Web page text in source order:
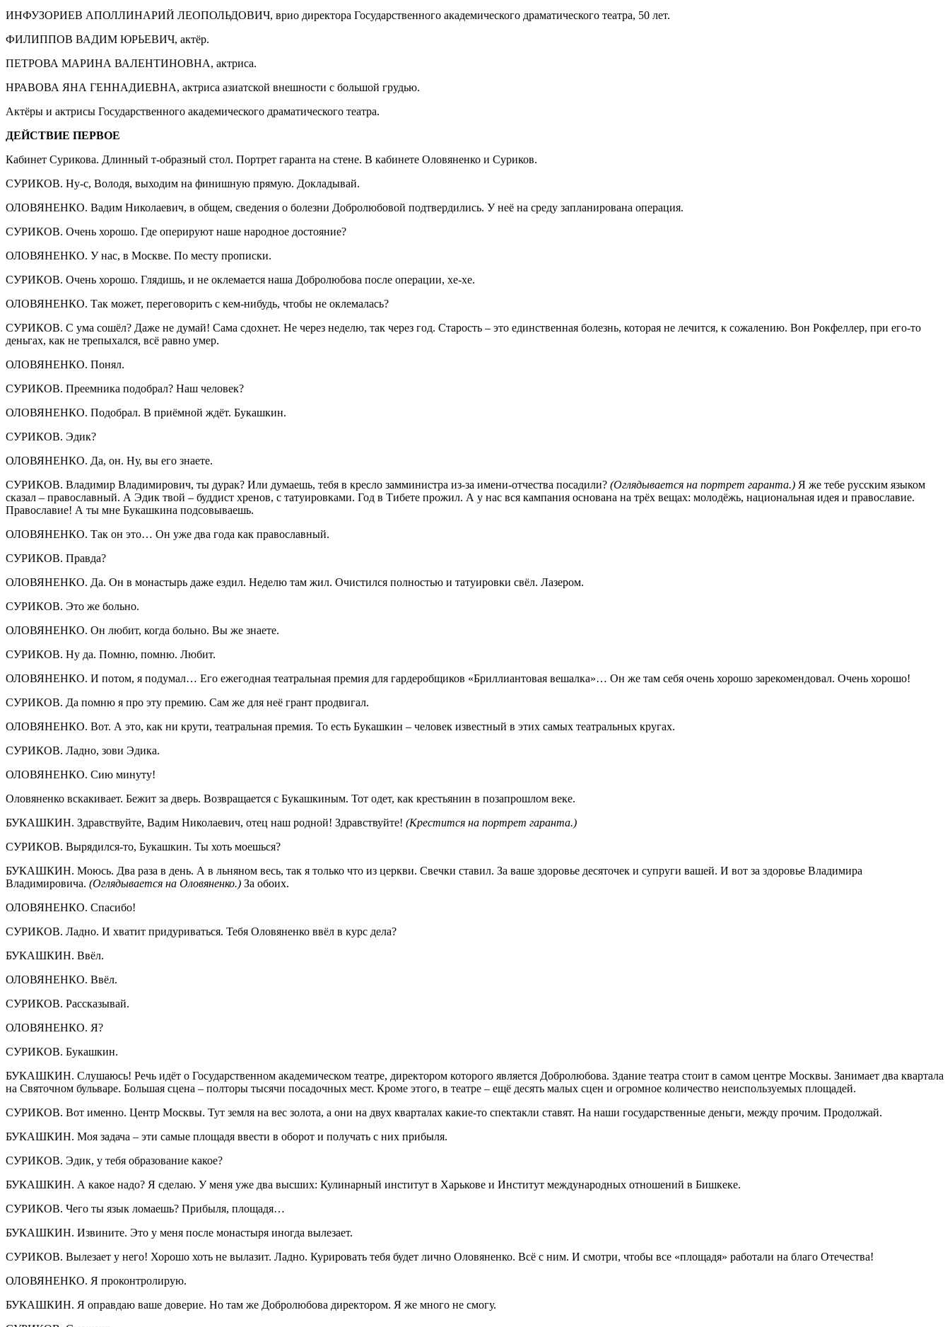
ИНФУЗОРИЕВ АПОЛЛИНАРИЙ ЛЕОПОЛЬДОВИЧ, врио директора Государственного академического драматического театра, 50 лет.
ФИЛИППОВ ВАДИМ ЮРЬЕВИЧ, актёр.
ПЕТРОВА МАРИНА ВАЛЕНТИНОВНА, актриса.
НРАВОВА ЯНА ГЕННАДИЕВНА, актриса азиатской внешности с большой грудью.
Актёры и актрисы Государственного академического драматического театра.
ДЕЙСТВИЕ ПЕРВОЕ
Кабинет Сурикова. Длинный т-образный стол. Портрет гаранта на стене. В кабинете Оловяненко и Суриков.
СУРИКОВ. Ну-с, Володя, выходим на финишную прямую. Докладывай.
ОЛОВЯНЕНКО. Вадим Николаевич, в общем, сведения о болезни Добролюбовой подтвердились. У неё на среду запланирована операция.
СУРИКОВ. Очень хорошо. Где оперируют наше народное достояние?
ОЛОВЯНЕНКО. У нас, в Москве. По месту прописки.
СУРИКОВ. Очень хорошо. Глядишь, и не оклемается наша Добролюбова после операции, хе-хе.
ОЛОВЯНЕНКО. Так может, переговорить с кем-нибудь, чтобы не оклемалась?
СУРИКОВ. С ума сошёл? Даже не думай! Сама сдохнет. Не через неделю, так через год. Старость – это единственная болезнь, которая не лечится, к сожалению. Вон Рокфеллер, при его-то
деньгах, как не трепыхался, всё равно умер.
ОЛОВЯНЕНКО. Понял.
СУРИКОВ. Преемника подобрал? Наш человек?
ОЛОВЯНЕНКО. Подобрал. В приёмной ждёт. Букашкин.
СУРИКОВ. Эдик?
ОЛОВЯНЕНКО. Да, он. Ну, вы его знаете.
СУРИКОВ. Владимир Владимирович, ты дурак? Или думаешь, тебя в кресло замминистра из-за имени-отчества посадили? (Оглядывается на портрет гаранта.) Я же тебе русским языком
сказал – православный. А Эдик твой – буддист хренов, с татуировками. Год в Тибете прожил. А у нас вся кампания основана на трёх вещах: молодёжь, национальная идея и православие.
Православие! А ты мне Букашкина подсовываешь.
ОЛОВЯНЕНКО. Так он это… Он уже два года как православный.
СУРИКОВ. Правда?
ОЛОВЯНЕНКО. Да. Он в монастырь даже ездил. Неделю там жил. Очистился полностью и татуировки свёл. Лазером.
СУРИКОВ. Это же больно.
ОЛОВЯНЕНКО. Он любит, когда больно. Вы же знаете.
СУРИКОВ. Ну да. Помню, помню. Любит.
ОЛОВЯНЕНКО. И потом, я подумал… Его ежегодная театральная премия для гардеробщиков «Бриллиантовая вешалка»… Он же там себя очень хорошо зарекомендовал. Очень хорошо!
СУРИКОВ. Да помню я про эту премию. Сам же для неё грант продвигал.
ОЛОВЯНЕНКО. Вот. А это, как ни крути, театральная премия. То есть Букашкин – человек известный в этих самых театральных кругах.
СУРИКОВ. Ладно, зови Эдика.
ОЛОВЯНЕНКО. Сию минуту!
Оловяненко вскакивает. Бежит за дверь. Возвращается с Букашкиным. Тот одет, как крестьянин в позапрошлом веке.
БУКАШКИН. Здравствуйте, Вадим Николаевич, отец наш родной! Здравствуйте! (Крестится на портрет гаранта.)
СУРИКОВ. Вырядился-то, Букашкин. Ты хоть моешься?
БУКАШКИН. Моюсь. Два раза в день. А в льняном весь, так я только что из церкви. Свечки ставил. За ваше здоровье десяточек и супруги вашей. И вот за здоровье Владимира
Владимировича. (Оглядывается на Оловяненко.) За обоих.
ОЛОВЯНЕНКО. Спасибо!
СУРИКОВ. Ладно. И хватит придуриваться. Тебя Оловяненко ввёл в курс дела?
БУКАШКИН. Ввёл.
ОЛОВЯНЕНКО. Ввёл.
СУРИКОВ. Рассказывай.
ОЛОВЯНЕНКО. Я?
СУРИКОВ. Букашкин.
БУКАШКИН. Слушаюсь! Речь идёт о Государственном академическом театре, директором которого является Добролюбова. Здание театра стоит в самом центре Москвы. Занимает два квартала
на Святочном бульваре. Большая сцена – полторы тысячи посадочных мест. Кроме этого, в театре – ещё десять малых сцен и огромное количество неиспользуемых площадей.
СУРИКОВ. Вот именно. Центр Москвы. Тут земля на вес золота, а они на двух кварталах какие-то спектакли ставят. На наши государственные деньги, между прочим. Продолжай.
БУКАШКИН. Моя задача – эти самые площадя ввести в оборот и получать с них прибыля.
СУРИКОВ. Эдик, у тебя образование какое?
БУКАШКИН. А какое надо? Я сделаю. У меня уже два высших: Кулинарный институт в Харькове и Институт международных отношений в Бишкеке.
СУРИКОВ. Чего ты язык ломаешь? Прибыля, площадя…
БУКАШКИН. Извините. Это у меня после монастыря иногда вылезает.
СУРИКОВ. Вылезает у него! Хорошо хоть не вылазит. Ладно. Курировать тебя будет лично Оловяненко. Всё с ним. И смотри, чтобы все «площадя» работали на благо Отечества!
ОЛОВЯНЕНКО. Я проконтролирую.
БУКАШКИН. Я оправдаю ваше доверие. Но там же Добролюбова директором. Я же много не смогу.